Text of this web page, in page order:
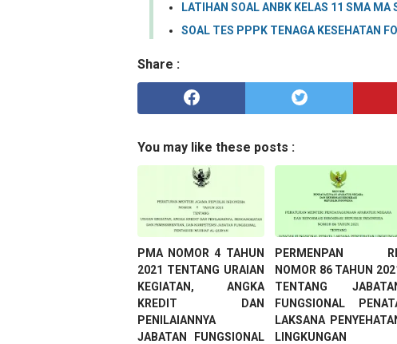
LATIHAN SOAL ANBK KELAS 11 SMA MA
SOAL TES PPPK TENAGA KESEHATAN
Share :
You may like these posts :
PMA NOMOR 4 TAHUN
2021 TENTANG URAIAN
KEGIATAN, ANGKA
KREDIT DAN
PENILAIANNYA
JABATAN FUNGSIONAL
PERMENPAN
NOMOR 86 TAHUN
TENTANG
FUNGSIONAL
LAKSANA
LINGKUNGAN